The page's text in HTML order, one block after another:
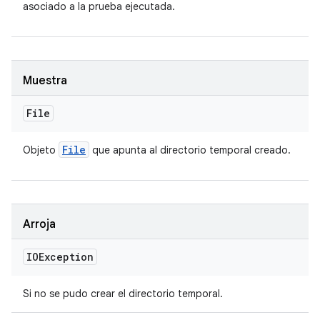
asociado a la prueba ejecutada.
Muestra
File
Objeto File que apunta al directorio temporal creado.
Arroja
IOException
Si no se pudo crear el directorio temporal.